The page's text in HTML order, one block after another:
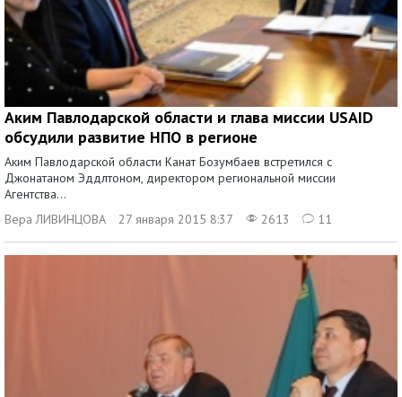
Аким Павлодарской области и глава миссии USAID
обсудили развитие НПО в регионе
Аким Павлодарской области Канат Бозумбаев встретился с
Джонатаном Эддлтоном, директором региональной миссии
Агентства...
Вера ЛИВИНЦОВА
27 января 2015 8:37 2613 11